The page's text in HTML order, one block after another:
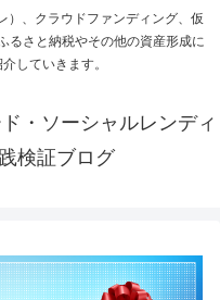
）、クラウドファンディング、仮
るさと納税やその他の資産形成に
していきます。
・ソーシャルレンディ
検証ブログ